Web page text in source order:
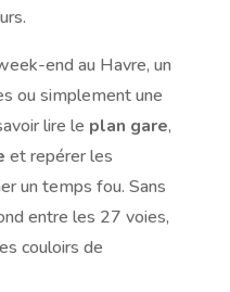
end au Havre, un
ou simplement une
lire le plan gare,
et repérer les
un temps fou. Sans
entre les 27 voies,
couloirs de